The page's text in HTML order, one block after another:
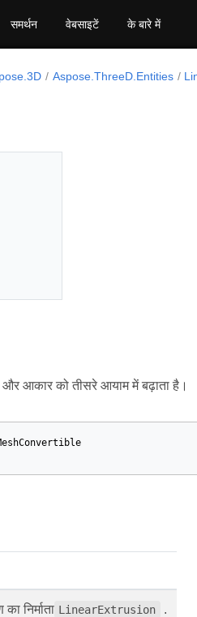
समर्थन वेबसाइटें के बारे में
Aspose.ThreeD.Entities
आकार को तीसरे आयाम में बढ़ाता है।
निर्माता LinearExtrusion .